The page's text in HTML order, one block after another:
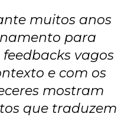
muitos anos
para
vagos
e com os
mostram
que traduzem